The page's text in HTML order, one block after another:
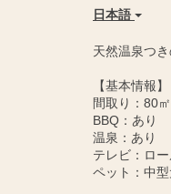
日本語
天然温泉つ
【基本情報】
間取り：80
BBQ：あり
温泉：あり
テレビ：ロ
ペット：中